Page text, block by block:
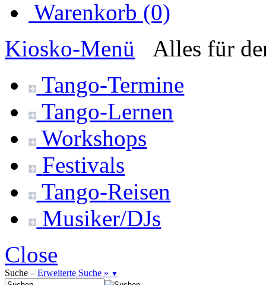
Warenkorb (0)
Kiosko-Menü
Alles für
Tango-Termine
Tango-Lernen
Workshops
Festivals
Tango-Reisen
Musiker/DJs
Close
Suche – Erweiterte Suche » ▼